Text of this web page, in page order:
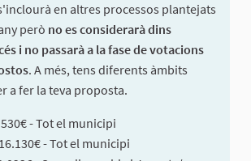
en altres processos plantejats
però no es considerarà dins
i no passarà a la fase de votacions
. A més, tens diferents àmbits
a fer la teva proposta.
- Tot el municipi
- Tot el municipi